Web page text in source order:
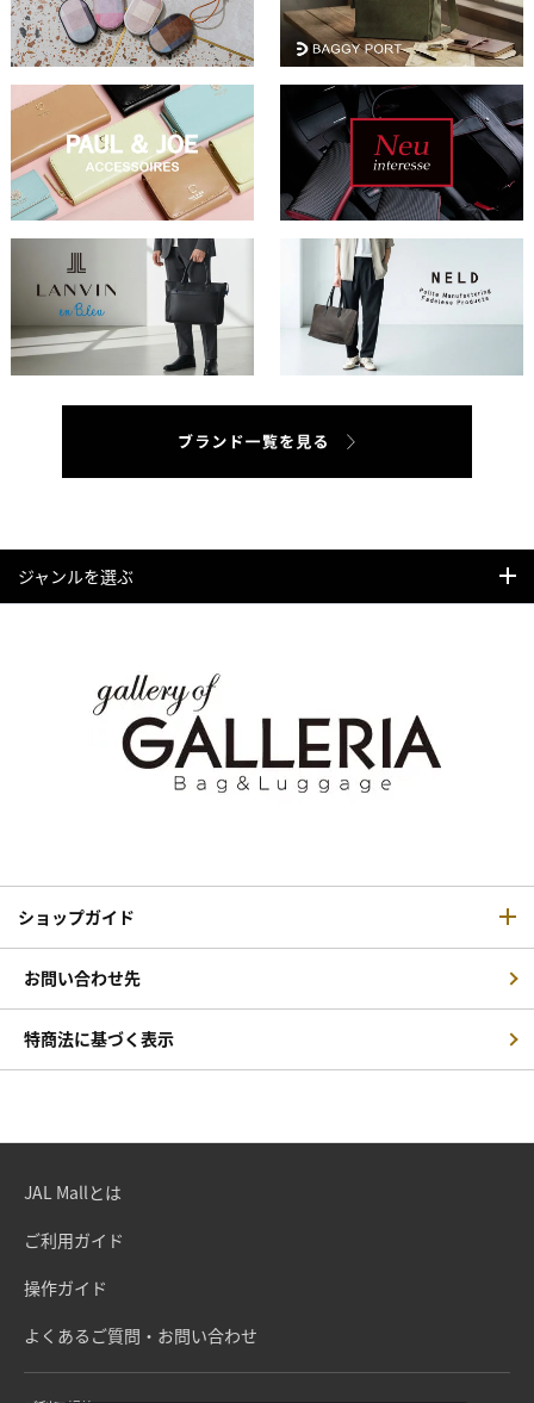
ジャンルを選ぶ
ショップガイド
お問い合わせ先
特商法に基づく表示
JAL Mallとは
ご利用ガイド
操作ガイド
よくあるご質問・お問い合わせ